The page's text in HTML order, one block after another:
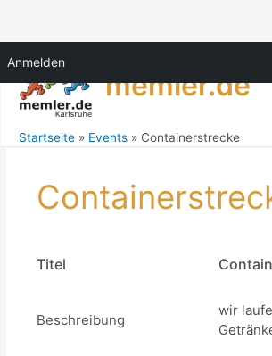
Anmelden
Inhalt
springen
memler.de
Startseite Events Containerstrecke
Titel
Beschreibung
wir